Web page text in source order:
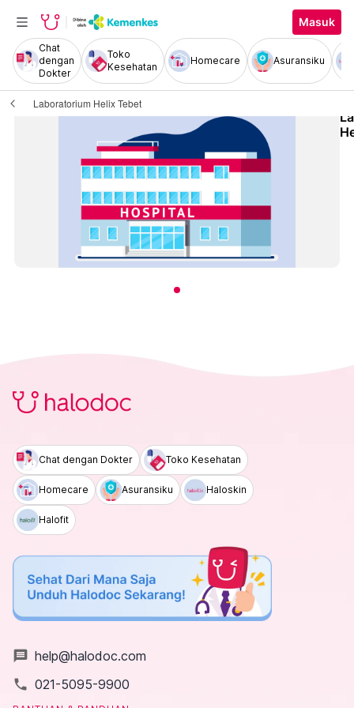
Masuk
Chat
dengan
Dokter
Toko
Kesehatan
Homecare Asuransiku
Laboratorium Helix Tebet
Chat dengan Dokter Toko Kesehatan
Homecare Asuransiku Haloskin
Halofit
message help@halodoc.com
local_phone 021-5095-9900